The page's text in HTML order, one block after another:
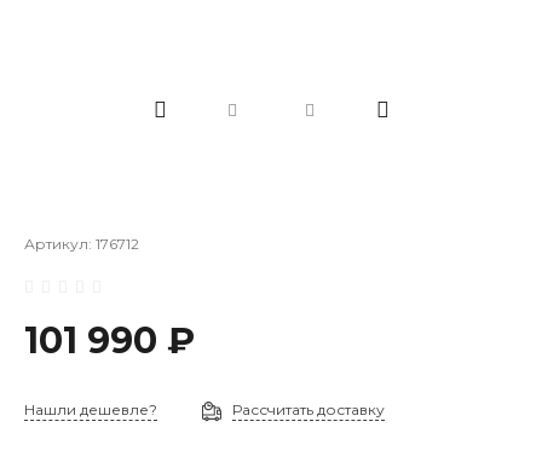
Артикул: 176712
101 990 ₽
Нашли дешевле? Рассчитать доставку